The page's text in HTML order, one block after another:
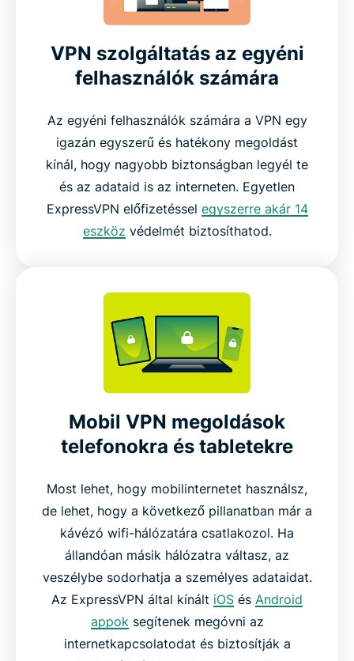
VPN szolgáltatás az egyéni
felhasználók számára
Az egyéni felhasználók számára a VPN egy
igazán egyszerű és hatékony megoldást
kínál, hogy nagyobb biztonságban legyél te
és az adataid is az interneten. Egyetlen
ExpressVPN előfizetéssel egyszerre akár 14
eszköz védelmét biztosíthatod.
Mobil VPN megoldások
telefonokra és tabletekre
Most lehet, hogy mobilinternetet használsz,
de lehet, hogy a következő pillanatban már a
kávézó wifi-hálózatára csatlakozol. Ha
állandóan másik hálózatra váltasz, az
veszélybe sodorhatja a személyes adataidat.
Az ExpressVPN által kínált iOS és Android
appok segítenek megóvni az
internetkapcsolatodat és biztosítják a